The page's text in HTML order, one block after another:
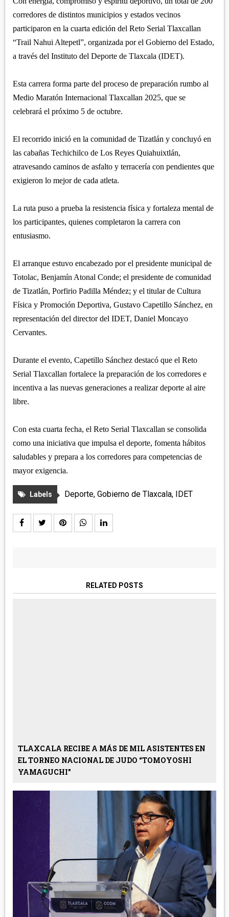
ZITLALTEPEC
TLAXCO
XALOZTOC
CHIAUTEMPAN
PANOTLA
ZACATELCO
REGIÓN PONIENTE
CALPULALPAN
NANACAMILPA
SANCTÓRUM
corredores de distintos municipios y estados vecinos
participaron en la cuarta edición del Reto Serial Tlaxcallan
“Trail Nahui Altepetl”, organizada por el Gobierno del Estado,
a través del Instituto del Deporte de Tlaxcala (IDET).
Esta carrera forma parte del proceso de preparación rumbo al
Medio Maratón Internacional Tlaxcallan 2025, que se
celebrará el próximo 5 de octubre.
El recorrido inició en la comunidad de Tizatlán y concluyó en
las cabañas Techichilco de Los Reyes Quiahuixtlán,
atravesando caminos de asfalto y terracería con pendientes que
exigieron lo mejor de cada atleta.
La ruta puso a prueba la resistencia física y fortaleza mental de
los participantes, quienes completaron la carrera con
entusiasmo.
El arranque estuvo encabezado por el presidente municipal de
Totolac, Benjamín Atonal Conde; el presidente de comunidad
de Tizatlán, Porfirio Padilla Méndez; y el titular de Cultura
Física y Promoción Deportiva, Gustavo Capetillo Sánchez, en
representación del director del IDET, Daniel Moncayo
Cervantes.
Durante el evento, Capetillo Sánchez destacó que el Reto
Serial Tlaxcallan fortalece la preparación de los corredores e
incentiva a las nuevas generaciones a realizar deporte al aire
libre.
Con esta cuarta fecha, el Reto Serial Tlaxcallan se consolida
como una iniciativa que impulsa el deporte, fomenta hábitos
saludables y prepara a los corredores para competencias de
mayor exigencia.
Labels Deporte, Gobierno de Tlaxcala, IDET
RELATED POSTS
TLAXCALA RECIBE A MÁS DE MIL ASISTENTES EN
EL TORNEO NACIONAL DE JUDO “TOMOYOSHI
YAMAGUCHI”